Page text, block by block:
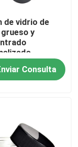
de vidrio de
y
3ml 5ml 7ml
A prueba de
Consulta